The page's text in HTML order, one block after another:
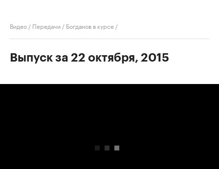
Видео / Передачи / Богданов в курсе /
Выпуск за 22 октября, 2015